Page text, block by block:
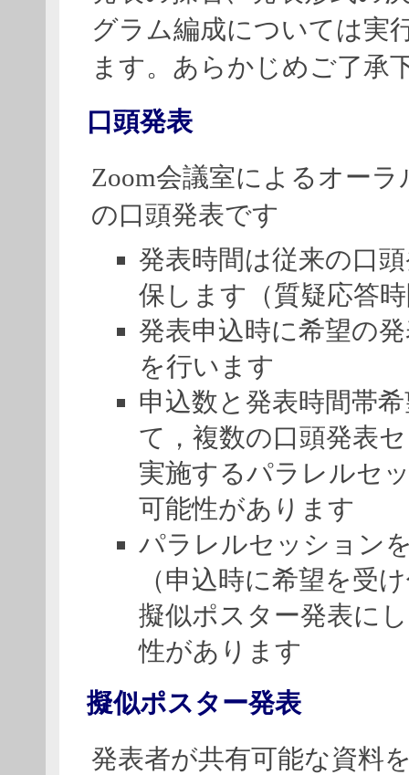
グラム編成については実
ます。あらかじめご了承
口頭発表
Zoom会議室によるオー
の口頭発表です
発表時間は従来の口
保します（質疑応答
発表申込時に希望の
を行います
申込数と発表時間帯
て，複数の口頭発表
実施するパラレルセ
可能性があります
パラレルセッション
（申込時に希望を受
擬似ポスター発表に
性があります
擬似ポスター発表
発表者が共有可能な資料